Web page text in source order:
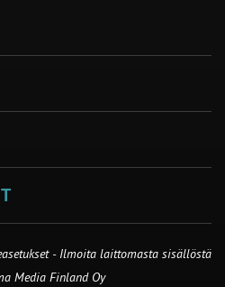
- Ilmoita laittomasta sisällöstä
Media Finland Oy